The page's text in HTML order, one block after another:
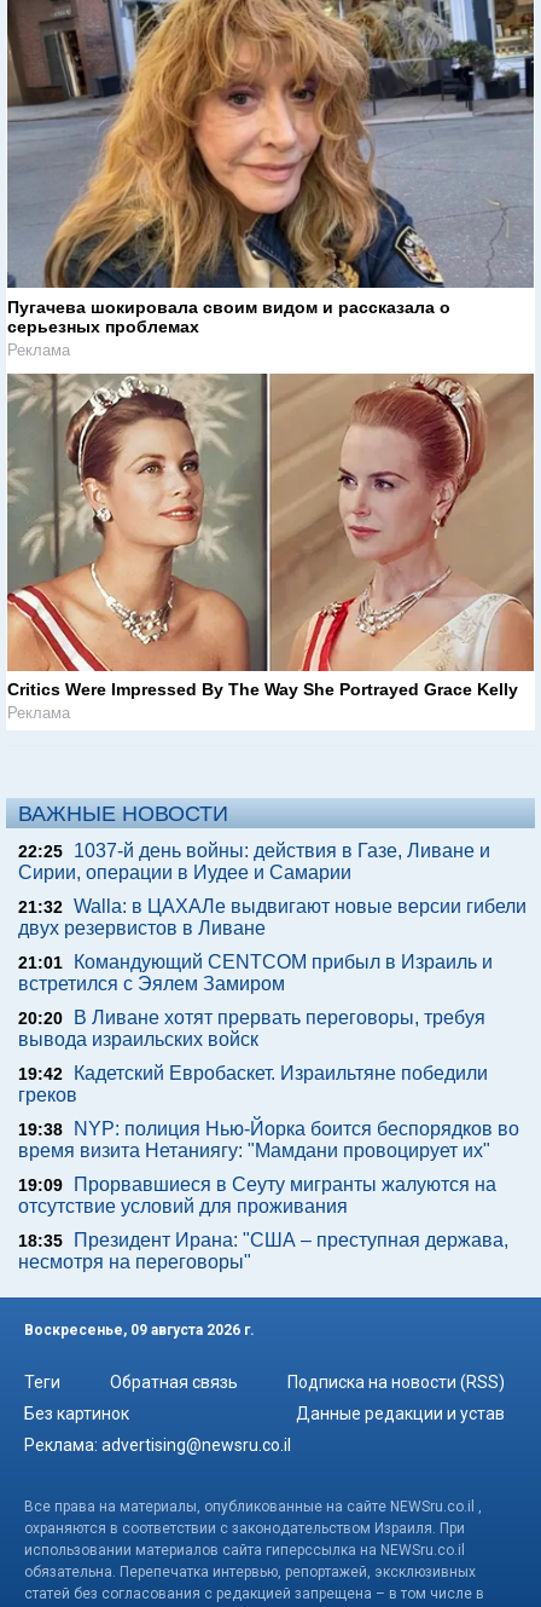
Пугачева шокировала своим видом и рассказала о
серьезных проблемах
Реклама
Critics Were Impressed By The Way She Portrayed Grace Kelly
Реклама
ВАЖНЫЕ НОВОСТИ
22:25
1037-й день войны: действия в Газе, Ливане и
Сирии, операции в Иудее и Самарии
21:32 Walla: в ЦАХАЛе выдвигают новые версии гибели
двух резервистов в Ливане
21:01
Командующий CENTCOM прибыл в Израиль и
встретился с Эялем Замиром
20:20
В Ливане хотят прервать переговоры, требуя
вывода израильских войск
19:42
Кадетский Евробаскет. Израильтяне победили
греков
19:38
NYP: полиция Нью-Йорка боится беспорядков во
время визита Нетаниягу: "Мамдани провоцирует их"
19:09
Прорвавшиеся в Сеуту мигранты жалуются на
отсутствие условий для проживания
18:35
Президент Ирана: "США – преступная держава,
несмотря на переговоры"
Воскресенье, 09 августа 2026 г.
Теги Обратная связь
Подписка на новости (RSS)
Без картинок
Данные редакции и устав
Реклама: advertising@newsru.co.il
Все права на материалы, опубликованные на сайте NEWSru.co.il ,
охраняются в соответствии с законодательством Израиля. При
использовании материалов сайта гиперссылка на NEWSru.co.il
обязательна. Перепечатка интервью, репортажей, эксклюзивных
статей без согласования с редакцией запрещена – в том числе в